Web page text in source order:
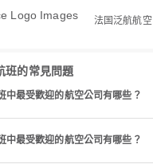
法国泛航航空
班的常見問題
中最受歡迎的航空公司有哪些？
中最受歡迎的航空公司有哪些？